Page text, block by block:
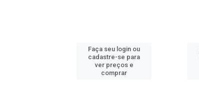
Faça seu login ou
cadastre-se para
ver preços e
comprar